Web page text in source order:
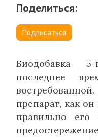
Поделиться:
Подписаться
Биодобавка 5-
последнее
препарат, как
правильно